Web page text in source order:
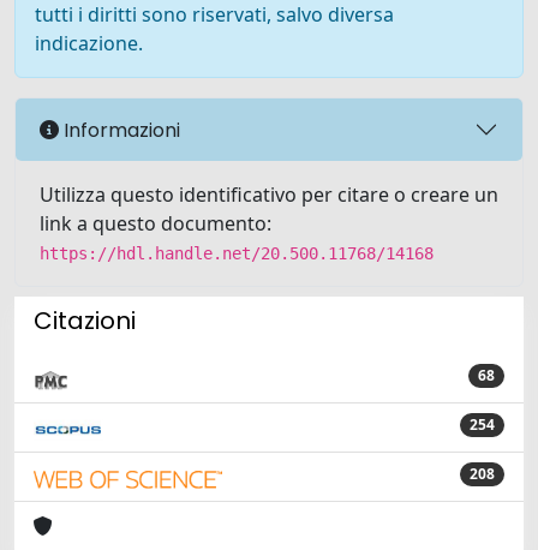
tutti i diritti sono riservati, salvo diversa
indicazione.
Informazioni
Utilizza questo identificativo per citare o creare un
link a questo documento:
https://hdl.handle.net/20.500.11768/14168
Citazioni
68
254
208